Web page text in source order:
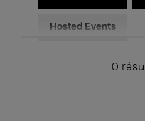
Hosted Events
0